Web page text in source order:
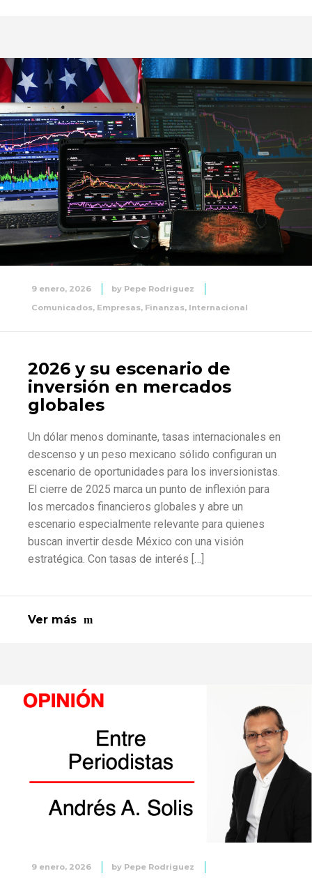
9 enero, 2026 by Pepe Rodriguez
Comunicados, Empresas, Finanzas, Internacional
2026 y su escenario de
inversión en mercados
globales
Un dólar menos dominante, tasas internacionales en
descenso y un peso mexicano sólido configuran un
escenario de oportunidades para los inversionistas.
El cierre de 2025 marca un punto de inflexión para
los mercados financieros globales y abre un
escenario especialmente relevante para quienes
buscan invertir desde México con una visión
estratégica. Con tasas de interés […]
Ver más
9 enero, 2026 by Pepe Rodriguez